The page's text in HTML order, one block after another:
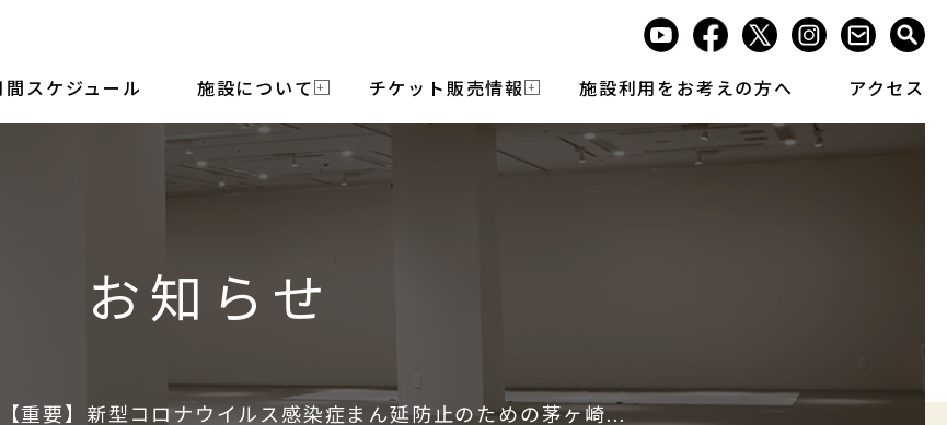
間スケジュール 施設について チケット販売情報 施設利用をお考えの方へ アクセス
お知らせ
重要】新型コロナウイルス感染症まん延防止のための茅ヶ崎...